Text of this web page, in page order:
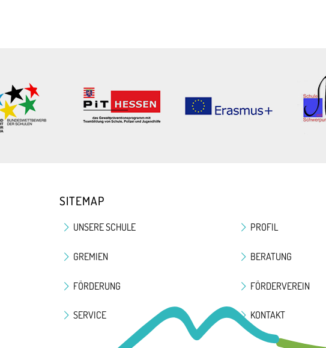
SITEMAP
UNSERE SCHULE PROFIL
GREMIEN BERATUNG
FÖRDERUNG FÖRDERVEREIN
SERVICE KONTAKT